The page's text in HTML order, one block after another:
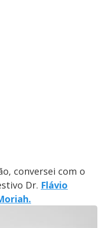
conversei com o
Dr. Flávio